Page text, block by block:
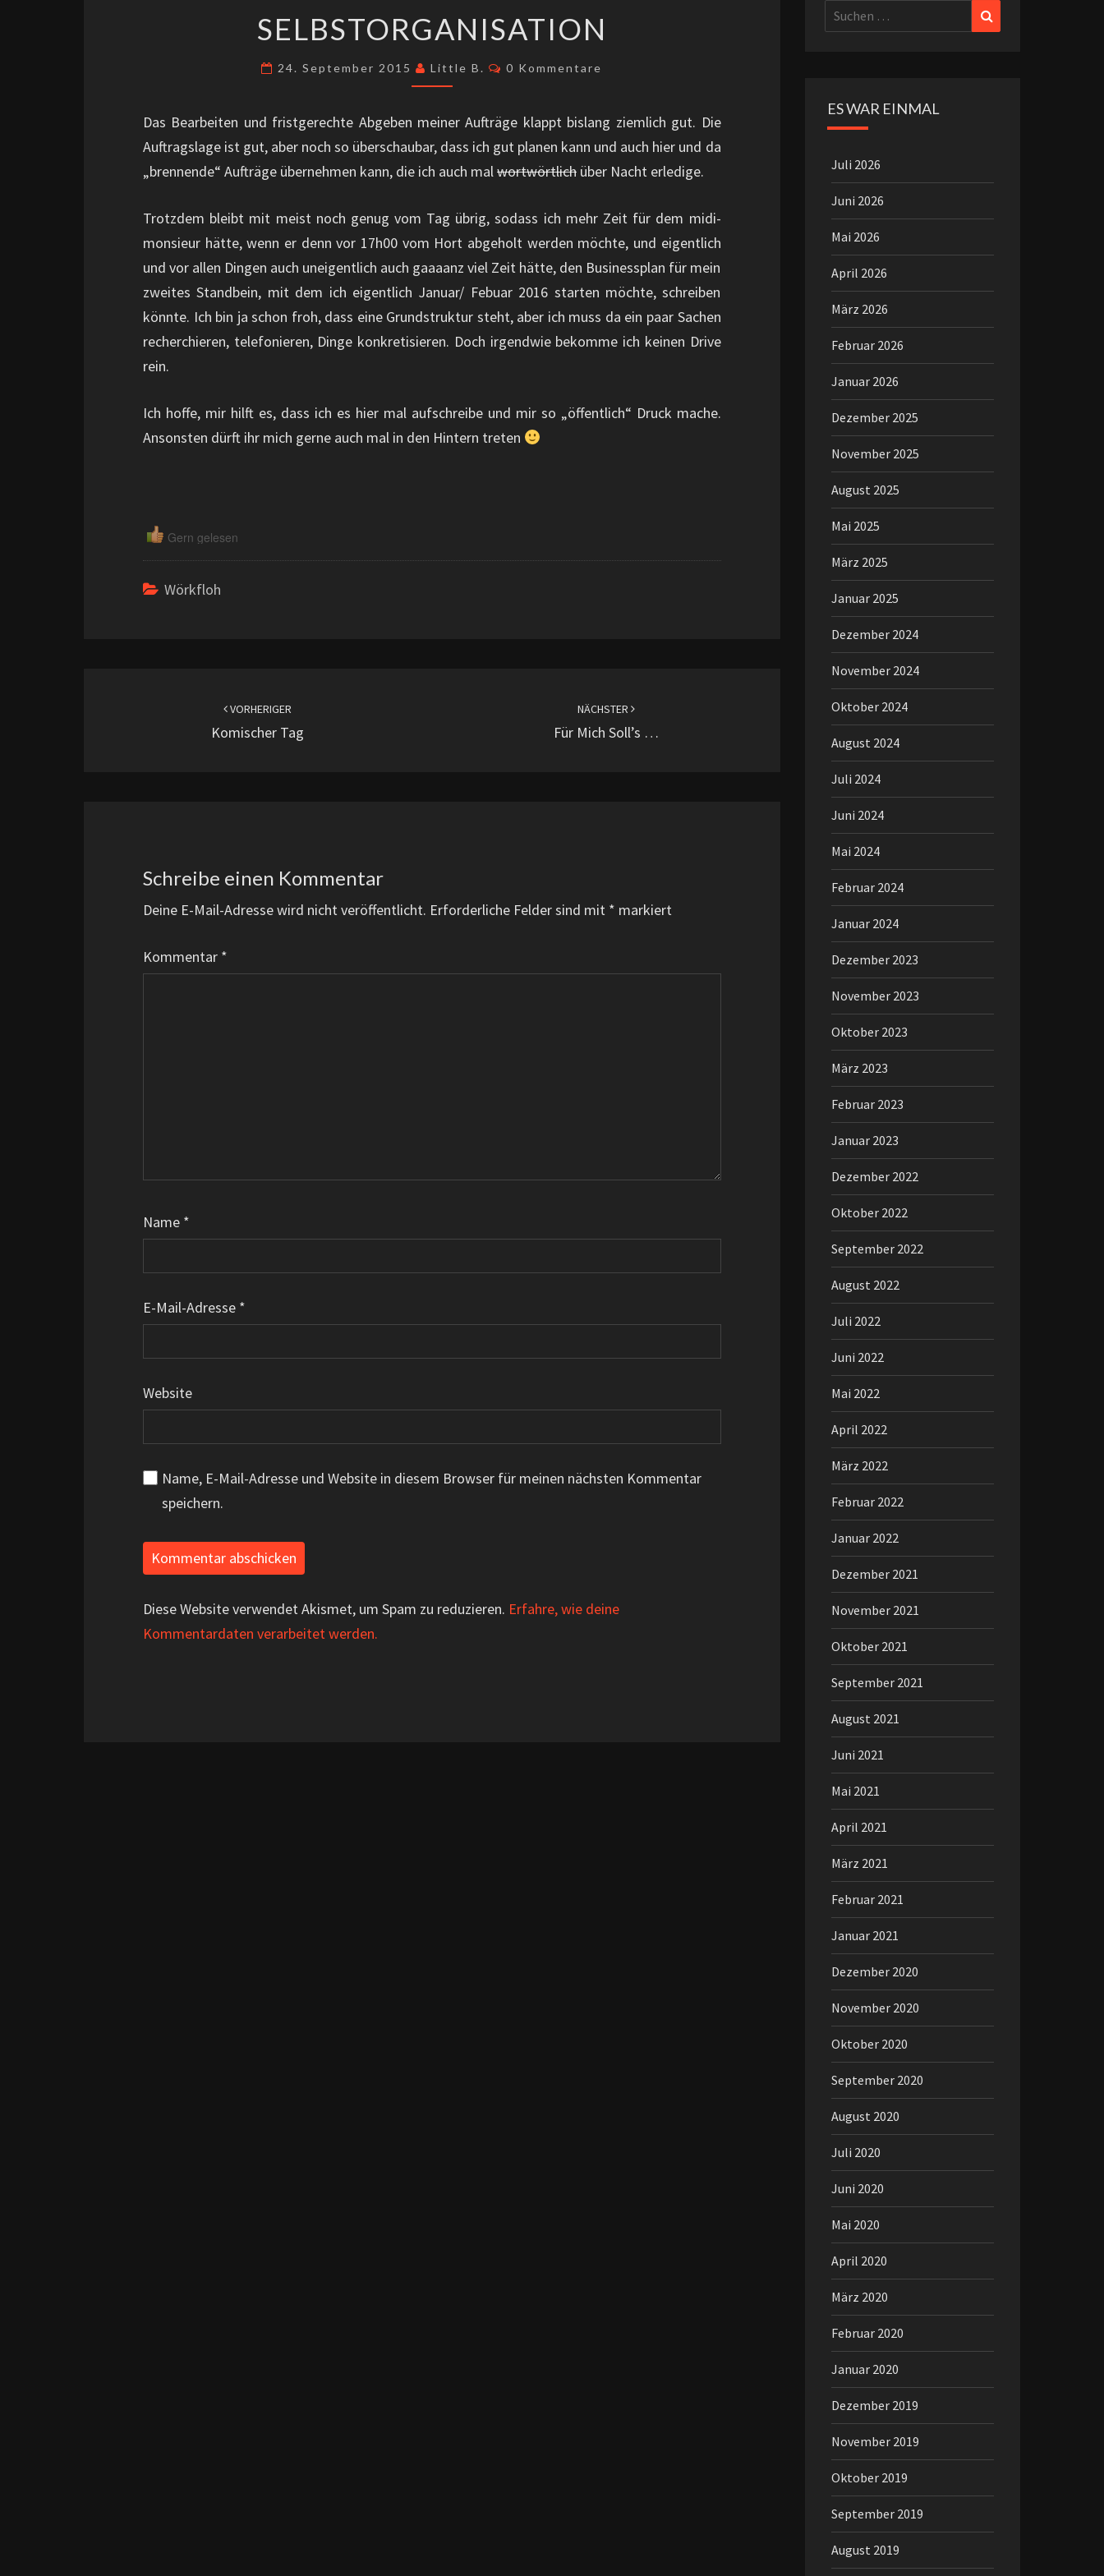
SELBSTORGANISATION
24. September 2015 Little B. Kommentare
0 Kommentare
Das Bearbeiten und fristgerechte Abgeben meiner Aufträge klappt bislang ziemlich gut. Die
Auftragslage ist gut, aber noch so überschaubar, dass ich gut planen kann und auch hier und da
„brennende“ Aufträge übernehmen kann, die ich auch malwortwörtlich über Nacht erledige.
Trotzdem bleibt mit meist noch genug vom Tag übrig, sodass ich mehr Zeit für dem midi-
monsieur hätte, wenn er denn vor 17h00 vom Hort abgeholt werden möchte, und eigentlich
und vor allen Dingen auch uneigentlich auch gaaaanz viel Zeit hätte, den Businessplan für mein
zweites Standbein, mit dem ich eigentlich Januar/ Febuar 2016 starten möchte, schreiben
könnte. Ich bin ja schon froh, dass eine Grundstruktur steht, aber ich muss da ein paar Sachen
recherchieren, telefonieren, Dinge konkretisieren. Doch irgendwie bekomme ich keinen Drive
rein.
Ich hoffe, mir hilft es, dass ich es hier mal aufschreibe und mir so „öffentlich“ Druck mache.
Ansonsten dürft ihr mich gerne auch mal in den Hintern treten
Gern gelesen
Wörkfloh
VORHERIGER
Komischer Tag
NÄCHSTER
Für Mich Soll’s …
Schreibe einen Kommentar
Deine E-Mail-Adresse wird nicht veröffentlicht. Erforderliche Felder sind mit * markiert
Kommentar *
Name *
E-Mail-Adresse *
Website
Name, E-Mail-Adresse und Website in diesem Browser für meinen nächsten Kommentar
speichern.
Diese Website verwendet Akismet, um Spam zu reduzieren. Erfahre, wie deine
Kommentardaten verarbeitet werden.
Suchen
nach:
ES WAR EINMAL
Juli 2026
Juni 2026
Mai 2026
April 2026
März 2026
Februar 2026
Januar 2026
Dezember 2025
November 2025
August 2025
Mai 2025
März 2025
Januar 2025
Dezember 2024
November 2024
Oktober 2024
August 2024
Juli 2024
Juni 2024
Mai 2024
Februar 2024
Januar 2024
Dezember 2023
November 2023
Oktober 2023
März 2023
Februar 2023
Januar 2023
Dezember 2022
Oktober 2022
September 2022
August 2022
Juli 2022
Juni 2022
Mai 2022
April 2022
März 2022
Februar 2022
Januar 2022
Dezember 2021
November 2021
Oktober 2021
September 2021
August 2021
Juni 2021
Mai 2021
April 2021
März 2021
Februar 2021
Januar 2021
Dezember 2020
November 2020
Oktober 2020
September 2020
August 2020
Juli 2020
Juni 2020
Mai 2020
April 2020
März 2020
Februar 2020
Januar 2020
Dezember 2019
November 2019
Oktober 2019
September 2019
August 2019